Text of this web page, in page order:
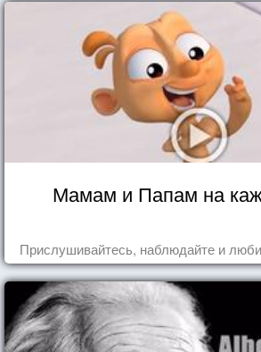
Мамам и Папам на
Прислушивайтесь, наблюдайте и